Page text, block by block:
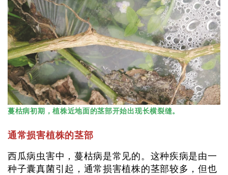
蔓枯病初期，植株近地面的茎部开始出现长横裂缝。
通常损害植株的茎部
西瓜病虫害中，蔓枯病是常见的。这种疾病是由一
种子囊真菌引起，通常损害植株的茎部较多，但也